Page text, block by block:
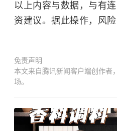
以上内容与数据，与有
资建议。据此操作，风险
免责声明
本文来自腾讯新闻客户端创作者
场。